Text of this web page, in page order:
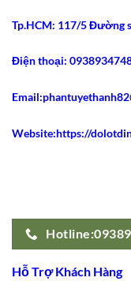
2021
Gây
Sốt
Tp.HCM: 117/5 Đường
Điện thoại:
Website:https://
Hỗ Trợ Khách Hàng